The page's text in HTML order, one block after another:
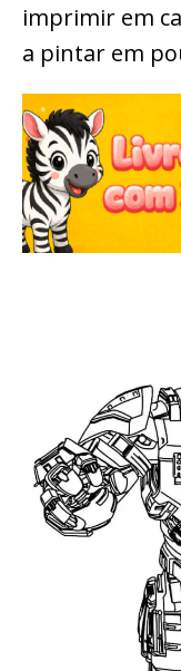
imprimir em
a pintar em